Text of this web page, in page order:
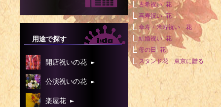
古希祝い 花
喜寿祝い 花
傘寿・米寿祝い 花
結婚祝い 花
母の日 花
スタンド花 東京に贈る
用途で探す
開店祝いの花 ►
公演祝いの花 ►
楽屋花 ►